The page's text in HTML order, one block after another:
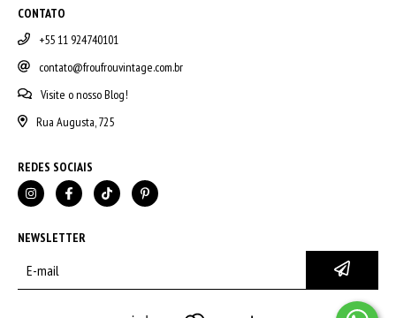
CONTATO
+55 11 924740101
contato@froufrouvintage.com.br
Visite o nosso Blog!
Rua Augusta, 725
REDES SOCIAIS
NEWSLETTER